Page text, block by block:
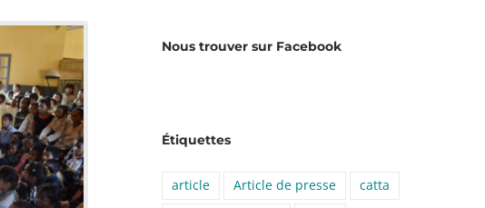
Nous trouver sur Facebook
Étiquettes
article Article de presse
catta